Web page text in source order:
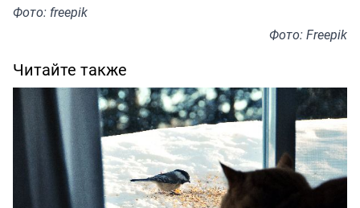
Фото: freepik
Фото: Freepik
Читайте также